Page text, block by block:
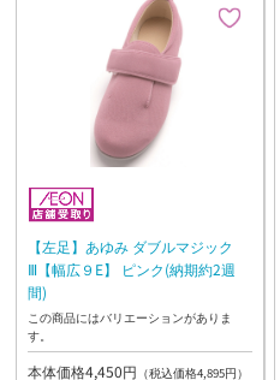
【左足】あゆみ ダブルマジック
Ⅲ【幅広９E】 ピンク(納期約2週
間)
この商品にはバリエーションがありま
す。
本体価格4,450円 （税込価格4,895円）